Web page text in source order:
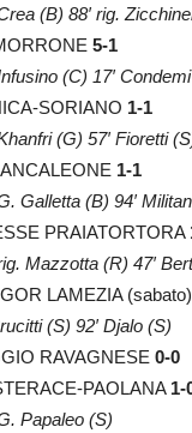
(B) 88′ rig.
5-1
(C) 17′
SORIANO 1-1
(G) 57′ Fioretti
1-1
Galletta (B) 94′
PRAIATORTORA
Mazzotta (R) 47′
LAMEZIA (sabato)
(S) 92′ Djalo (S)
RAVAGNESE 0-0
PAOLANA 1-
Papaleo (S)